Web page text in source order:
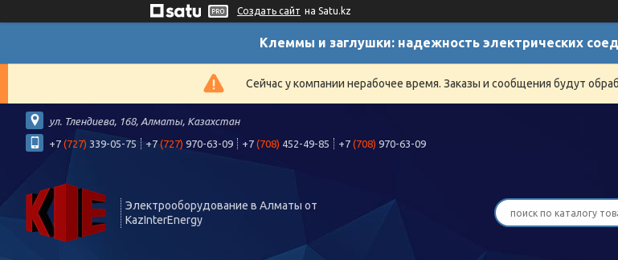
Создать сайт на Satu.kz
Клеммы и заглушки: надежность электрических
Сейчас у компании нерабочее время. Заказы и сообщения будут
ул. Тлендиева, 168, Алматы, Казахстан
+7 (727) 339-05-75 +7 (727) 970-63-09 +7 (708) 452-49-85 +7 (708) 970-63-09
Электрооборудование в Алматы от
KazInterEnergy